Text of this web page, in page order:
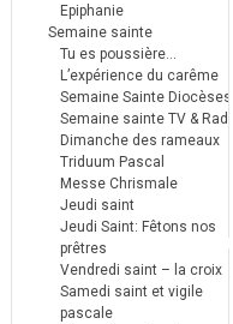
Epiphanie
Semaine sainte
Tu es poussière…
L’expérience du carême
Semaine Sainte Diocèses
Semaine sainte TV & Radio
Dimanche des rameaux
Triduum Pascal
Messe Chrismale
Jeudi saint
Jeudi Saint: Fêtons nos
prêtres
Vendredi saint – la croix
Samedi saint et vigile
pascale